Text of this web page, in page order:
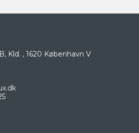
Kld. , 1620 København V